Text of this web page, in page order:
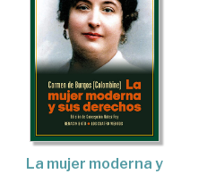
La mujer moderna y